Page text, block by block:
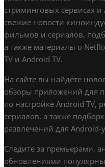
стриминговых сервисах
свежие новости
фильмов и сериалов,
а также материалы о
TV и Android TV.
На сайте вы найдёте
обзоры приложений для
по настройке Android TV,
сериалов, а также
развлечений для Android-
Следите за премьерами,
обновлениями